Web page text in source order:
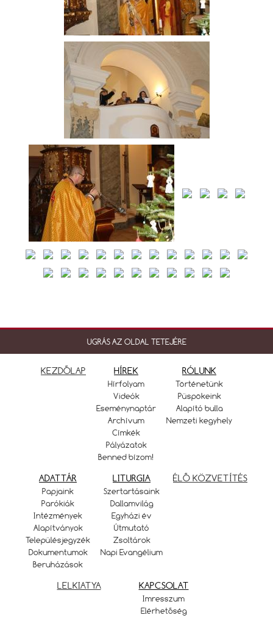
UGRÁS AZ OLDAL TETEJÉRE
KEZDŐLAP HÍREK
Hírfolyam
Videók
Eseménynaptár
Archívum
Címkék
Pályázatok
Benned bízom!
RÓLUNK
Történetünk
Püspökeink
Alapító bulla
Nemzeti kegyhely
ADATTÁR
Papjaink
Parókiák
Intézmények
Alapítványok
Településjegyzék
Dokumentumok
Beruházások
LITURGIA
Szertartásaink
Dallamvilág
Egyházi év
Útmutató
Zsoltárok
Napi Evangélium
ÉLŐ KÖZVETÍTÉS
LELKIATYA KAPCSOLAT
Imresszum
Elérhetőség